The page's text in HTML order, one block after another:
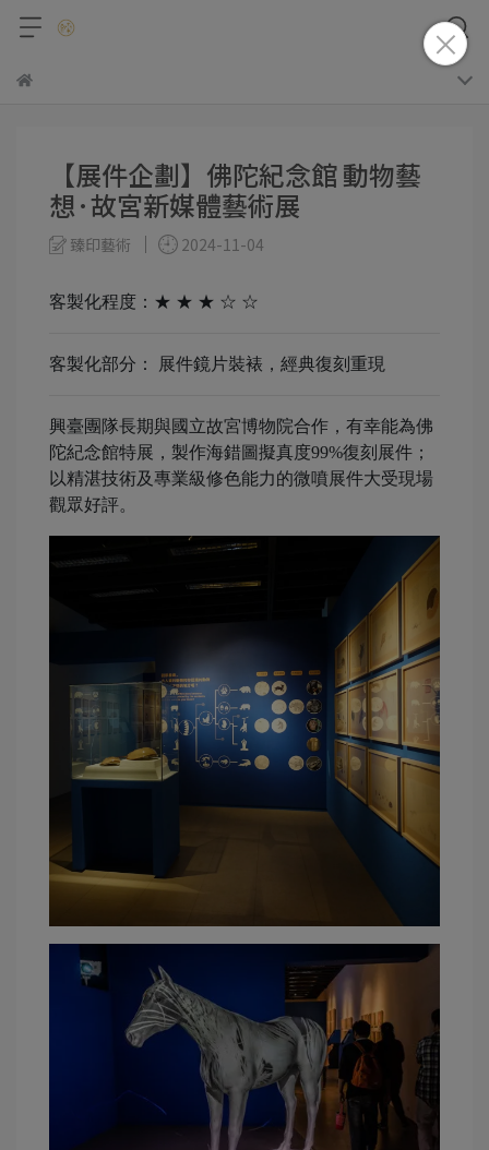
【展件企劃】佛陀紀念館 動物藝
想·故宮新媒體藝術展
臻印藝術 2024-11-04
客製化程度：★ ★ ★ ☆ ☆
客製化部分： 展件鏡片裝裱，經典復刻重現
興臺團隊長期與國立故宮博物院合作，有幸能為佛
陀紀念館特展，製作海錯圖擬真度99%復刻展件；
以精湛技術及專業級修色能力的微噴展件大受現場
觀眾好評。